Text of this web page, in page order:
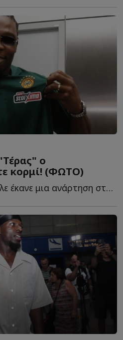
ο
κορμί! (ΦΩΤΟ)
Ο Γκερσόν Γιαμπουσέλε έκανε μια ανάρτηση στα social media, κ...